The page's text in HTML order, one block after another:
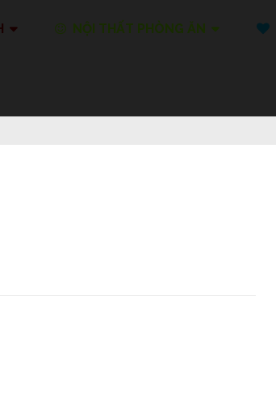
NỘI THẤT PHÒNG ĂN